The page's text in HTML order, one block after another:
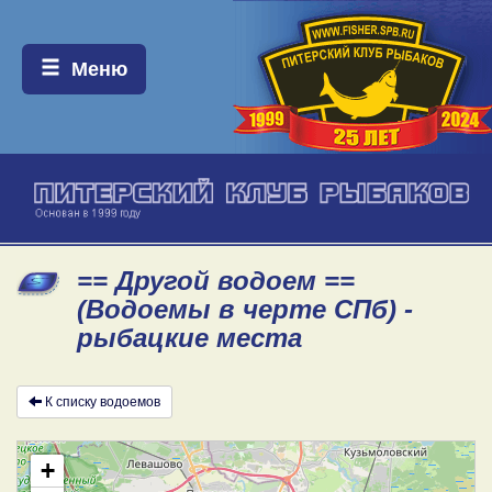
Меню:
Меню
== Другой водоем ==
(Водоемы в черте СПб) -
рыбацкие места
К списку водоемов
+